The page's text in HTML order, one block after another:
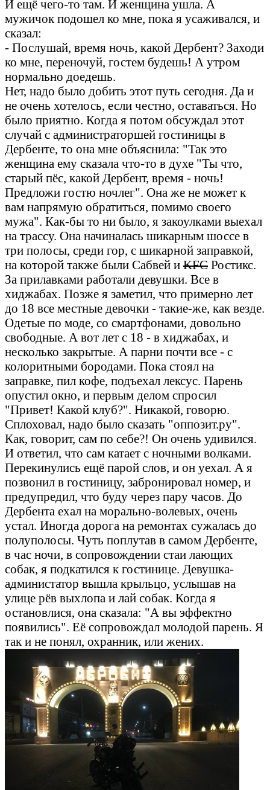
И ещё чего-то там. И женщина ушла. А
мужичок подошел ко мне, пока я усаживался, и
сказал:
- Послушай, время ночь, какой Дербент? Заходи
ко мне, переночуй, гостем будешь! А утром
нормально доедешь.
Нет, надо было добить этот путь сегодня. Да и
не очень хотелось, если честно, оставаться. Но
было приятно. Когда я потом обсуждал этот
случай с администраторшей гостиницы в
Дербенте, то она мне объяснила: "Так это
женщина ему сказала что-то в духе "Ты что,
старый пёс, какой Дербент, время - ночь!
Предложи гостю ночлег". Она же не может к
вам напрямую обратиться, помимо своего
мужа". Как-бы то ни было, я закоулками выехал
на трассу. Она начиналась шикарным шоссе в
три полосы, среди гор, с шикарной заправкой,
на которой также были Сабвей и KFC Ростикс.
За прилавками работали девушки. Все в
хиджабах. Позже я заметил, что примерно лет
до 18 все местные девочки - такие-же, как везде.
Одетые по моде, со смартфонами, довольно
свободные. А вот лет с 18 - в хиджабах, и
несколько закрытые. А парни почти все - с
колоритными бородами. Пока стоял на
заправке, пил кофе, подъехал лексус. Парень
опустил окно, и первым делом спросил
"Привет! Какой клуб?". Никакой, говорю.
Сплоховал, надо было сказать "оппозит.ру".
Как, говорит, сам по себе?! Он очень удивился.
И ответил, что сам катает с ночными волками.
Перекинулись ещё парой слов, и он уехал. А я
позвонил в гостиницу, забронировал номер, и
предупредил, что буду через пару часов. До
Дербента ехал на морально-волевых, очень
устал. Иногда дорога на ремонтах сужалась до
полуполосы. Чуть поплутав в самом Дербенте,
в час ночи, в сопровождении стаи лающих
собак, я подкатился к гостинице. Девушка-
администатор вышла крыльцо, услышав на
улице рёв выхлопа и лай собак. Когда я
остановлися, она сказала: "А вы эффектно
появились". Её сопровождал молодой парень. Я
так и не понял, охранник, или жених.